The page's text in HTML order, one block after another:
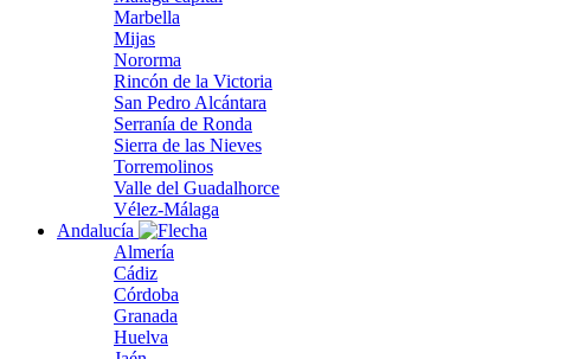
Marbella
Mijas
Nororma
Rincón de la Victoria
San Pedro Alcántara
Serranía de Ronda
Sierra de las Nieves
Torremolinos
Valle del Guadalhorce
Vélez-Málaga
Andalucía
Almería
Cádiz
Córdoba
Granada
Huelva